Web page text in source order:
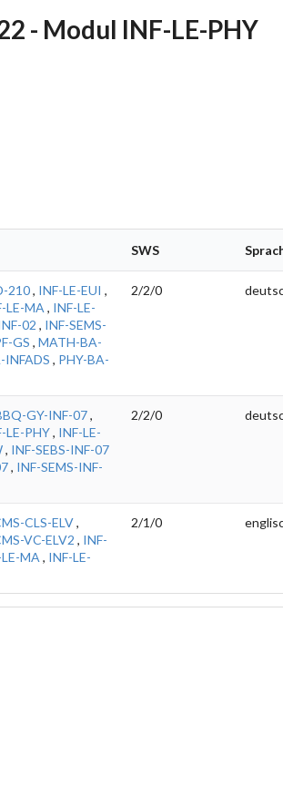
- Modul INF-LE-PHY
SWS
210, INF-LE-EUI ,
LE-MA , INF-LE-
02 , INF-SEMS-
GS , MATH-BA-
, PHY-BA-
2/2/0
GY-INF-07,
LE-PHY, INF-LE-
, INF-SEBS-INF-07
, INF-SEMS-INF-
2/2/0
CLS-ELV,
VC-ELV2 , INF-
MA , INF-LE-
2/1/0